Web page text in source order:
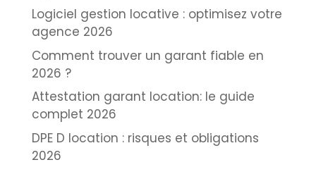
Logiciel gestion locative : optimisez votre
agence 2026
Comment trouver un garant fiable en
2026 ?
Attestation garant location: le guide
complet 2026
DPE D location : risques et obligations
2026